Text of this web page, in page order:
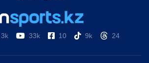
3k 33k 10 9k 24